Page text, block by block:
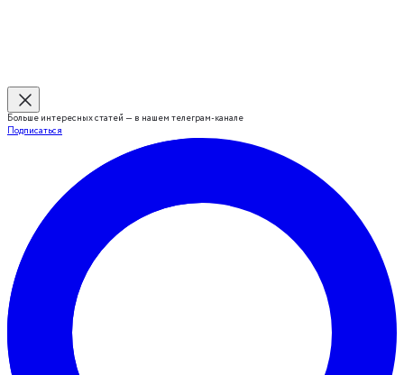
Больше интересных статей — в нашем телеграм-канале
Подписаться